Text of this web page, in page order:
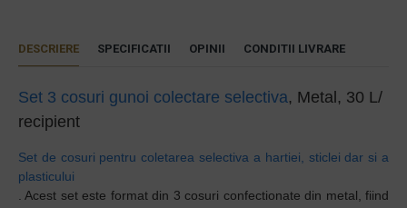
DESCRIERE SPECIFICATII OPINII CONDITII LIVRARE
Set 3 cosuri gunoi colectare selectiva, Metal, 30 L/
recipient
Set de cosuri pentru coletarea selectiva a hartiei, sticlei dar si a
plasticului
. Acest set este format din 3 cosuri confectionate din metal, fiind